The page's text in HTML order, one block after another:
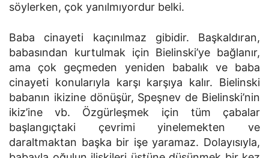
söylerken, çok yanılmıyordur belki.
Baba cinayeti kaçınılmaz gibidir. Başkaldıran,
babasından kurtulmak için Bielinski’ye bağlanır,
ama çok geçmeden yeniden babalık ve baba
cinayeti konularıyla karşı karşıya kalır. Bielinski
babanın ikizine dönüşür, Speşnev de Bielinski’nin
ikiz’ine vb. Özgürleşmek için tüm çabalar
başlangıçtaki çevrimi yinelemekten ve
daraltmaktan başka bir işe yaramaz. Dolayısıyla,